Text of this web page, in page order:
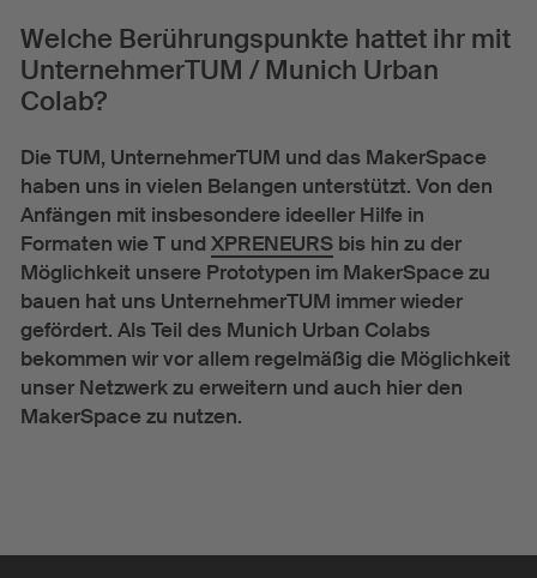
Welche Berührungspunkte hattet ihr mit
UnternehmerTUM / Munich Urban
Colab?
Die TUM, UnternehmerTUM und das MakerSpace
haben uns in vielen Belangen unterstützt. Von den
Anfängen mit insbesondere ideeller Hilfe in
Formaten wie T und XPRENEURSbis hin zu der
Möglichkeit unsere Prototypen im MakerSpace zu
bauen hat uns UnternehmerTUM immer wieder
gefördert. Als Teil des Munich Urban Colabs
bekommen wir vor allem regelmäßig die Möglichkeit
unser Netzwerk zu erweitern und auch hier den
MakerSpace zu nutzen.